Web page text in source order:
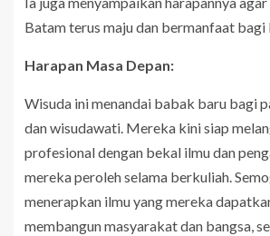
Batam terus maju dan bermanfaat bagi
Harapan Masa Depan:
Wisuda ini menandai babak baru bagi
dan wisudawati. Mereka kini siap
profesional dengan bekal ilmu dan
mereka peroleh selama berkuliah.
menerapkan ilmu yang mereka
membangun masyarakat dan bangsa,